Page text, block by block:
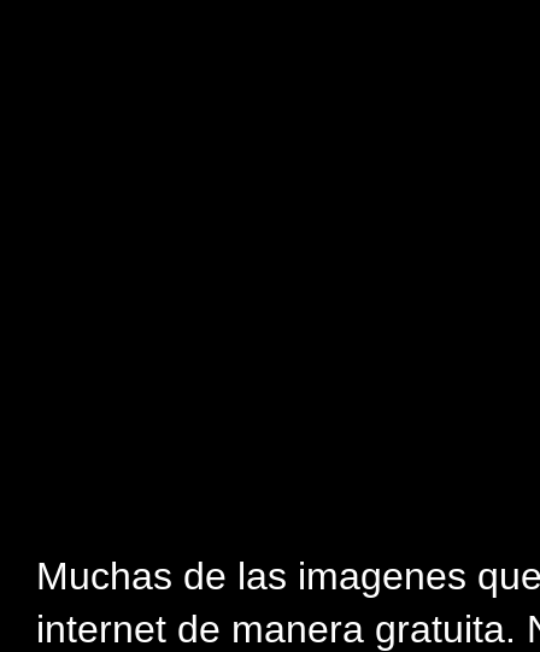
Muchas de las imagenes
internet de manera gratuita.